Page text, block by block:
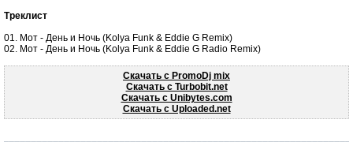
Треклист
01. Мот - День и Ночь (Kolya Funk & Eddie G Remix)
02. Мот - День и Ночь (Kolya Funk & Eddie G Radio Remix)
Скачать с PromoDj mix
Скачать c Turbobit.net
Скачать c Unibytes.com
Скачать c Uploaded.net